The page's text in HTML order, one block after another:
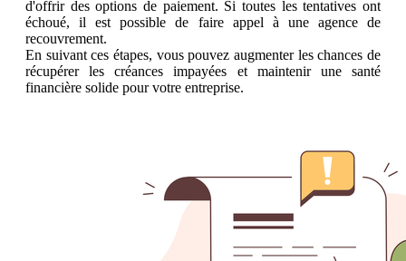
d'offrir des options de paiement. Si toutes les tentatives ont
échoué, il est possible de faire appel à une agence de
recouvrement.
En suivant ces étapes, vous pouvez augmenter les chances de
récupérer les créances impayées et maintenir une santé
financière solide pour votre entreprise.